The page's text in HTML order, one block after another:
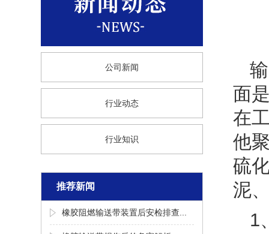
公司新闻
行业动态
行业知识
推荐新闻
橡胶阻燃输送带装置后安检排查...
面
在
他
硫
泥
1